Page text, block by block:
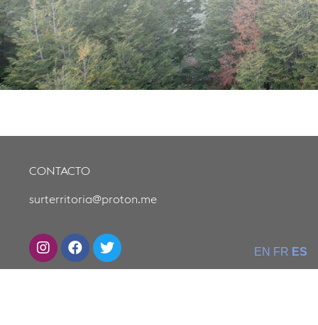
CONTACTO
surterritoria@proton.me
EN FR ES